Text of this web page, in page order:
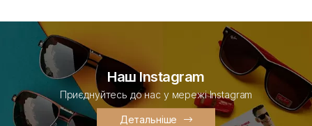
Наш Instagram
Приєднуйтесь до нас у мережі Instagram
Детальніше